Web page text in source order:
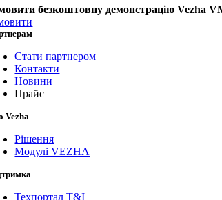
безкоштовну демонстрацію Vezha
Стати партнером
Контакти
Новини
Прайс
Vezha
Рішення
Модулі VEZHA
Техпортал T&I